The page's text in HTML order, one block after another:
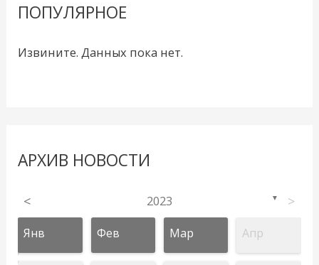
ПОПУЛЯРНОЕ
Извините. Данных пока нет.
АРХИВ НОВОСТИ
< 2023 ▼ >
Янв Фев Мар Апр